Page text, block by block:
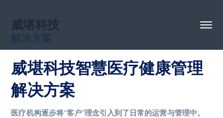
威堪科技智慧医疗健康管理
解决方案
医疗机构逐步将“客户”理念引入到了日常的运营与管理中。